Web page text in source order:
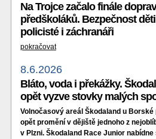
Na Trojce začalo finále
předškoláků. Bezpečnost
policisté i záchranáři
pokračovat
8.6.2026
Bláto, voda i překážky.
opět vyzve stovky malých
Volnočasový areál Škodaland u
opět promění v dějiště jednoho z
v Plzni. Škodaland Race Junior